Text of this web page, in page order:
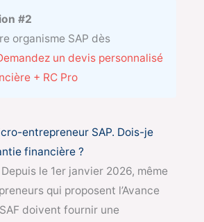
#2
organisme SAP dès
un devis personnalisé
+ RC Pro
entrepreneur SAP. Dois-je
financière ?
Depuis le 1er janvier 2026, même
qui proposent l’Avance
doivent fournir une